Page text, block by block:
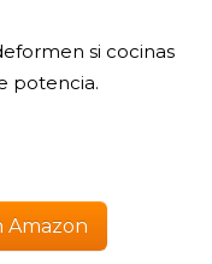
si cocinas
potencia.
Amazon